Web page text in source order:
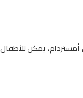
يمكن للأطفال